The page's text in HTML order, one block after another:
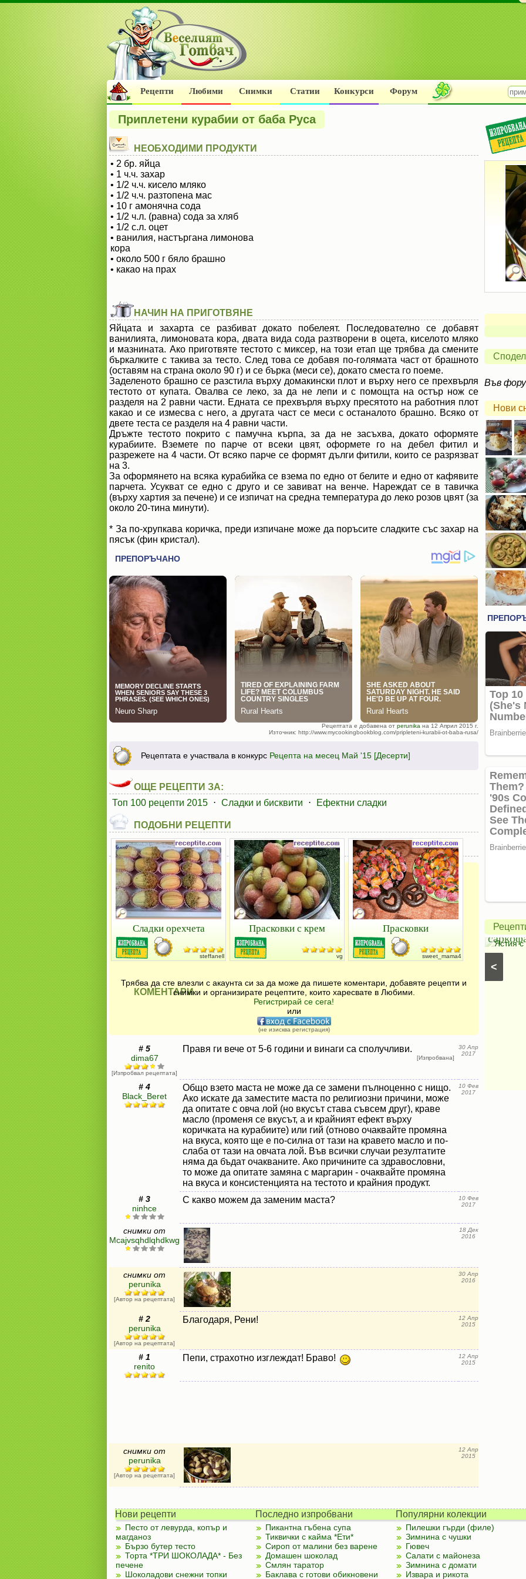
Рецепти Любими Снимки Статии Конкурси Форум
Приплетени курабии от баба Руса
НЕОБХОДИМИ ПРОДУКТИ
• 2 бр. яйца
• 1 ч.ч. захар
• 1/2 ч.ч. кисело мляко
• 1/2 ч.ч. разтопена мас
• 10 г амонячна сода
• 1/2 ч.л. (равна) сода за хляб
• 1/2 с.л. оцет
• ванилия, настъргана лимонова
кора
• около 500 г бяло брашно
• какао на прах
НАЧИН НА ПРИГОТВЯНЕ
Яйцата и захарта се разбиват докато побелеят. Последователно се добавят
ванилията, лимоновата кора, двата вида сода разтворени в оцета, киселото мляко
и мазнината. Ако приготвяте тестото с миксер, на този етап ще трябва да смените
бъркалките с такива за тесто. След това се добавя по-голямата част от брашното
(оставям на страна около 90 г) и се бърка (меси се), докато сместа го поеме.
Заделеното брашно се разстила върху домакински плот и върху него се прехвърля
тестото от купата. Овалва се леко, за да не лепи и с помощта на остър нож се
разделя на 2 равни части. Едната се прехвърля върху пресятото на работния плот
какао и се измесва с него, а другата част се меси с останалото брашно. Всяко от
двете теста се разделя на 4 равни части.
Дръжте тестото покрито с памучна кърпа, за да не засъхва, докато оформяте
курабиите. Вземете по парче от всеки цвят, оформете го на дебел фитил и
разрежете на 4 части. От всяко парче се формят дълги фитили, които се разрязват
на 3.
За оформянето на всяка курабийка се взема по едно от белите и едно от кафявите
парчета. Усукват се едно с друго и се завиват на венче. Нареждат се в тавичка
(върху хартия за печене) и се изпичат на средна температура до леко розов цвят (за
около 20-тина минути).
* За по-хрупкава коричка, преди изпичане може да поръсите сладките със захар на
пясък (фин кристал).
Рецептата е добавена от perunika на 12 Април 2015 г.
Източник: http://www.mycookingbookblog.com/pripleteni-kurabii-ot-baba-rusa/
Рецептата е участвала в конкурс Рецепта на месец Май '15 [Десерти]
ОЩЕ РЕЦЕПТИ ЗА:
Топ 100 рецепти 2015 ⋅ Сладки и бисквити ⋅ Ефектни сладки
ПОДОБНИ РЕЦЕПТИ
Сладки орехчета
steffanell
Прасковки с крем
vg
Прасковки
sweet_mama4
КОМЕНТАРИ
Трябва да сте влезли с акаунта си за да може да пишете коментари, добавяте рецепти и
снимки и организирате рецептите, които харесвате в Любими.
Регистрирай се сега!
или
(не изисква регистрация)
# 5
dima67
[Изпробвал рецептата]
Правя ги вече от 5-6 години и винаги са сполучливи.
[Изпробвана]
30 Апр
2017
# 4
Black_Beret
Общо взето маста не може да се замени пълноценно с нищо.
Ако искате да заместите маста по религиозни причини, може
да опитате с овча лой (но вкусът става съвсем друг), краве
масло (променя се вкусът, а и крайният ефект върху
коричката на курабиите) или гий (отново очаквайте промяна
на вкуса, която ще е по-силна от тази на кравето масло и по-
слаба от тази на овчата лой. Във всички случаи резултатите
няма да бъдат очакваните. Ако причините са здравословни,
то може да опитате замяна с маргарин - очаквайте промяна
на вкуса и консистенцията на тестото и крайния продукт.
10 Фев
2017
# 3
ninhce
С какво можем да заменим маста?
10 Фев
2017
снимки от
Mcajvsqhdlqhdkwg
18 Дек
2016
снимки от
perunika
[Автор на рецептата]
30 Апр
2016
# 2
perunika
[Автор на рецептата]
Благодаря, Рени!
12 Апр
2015
# 1
renito
Пепи, страхотно изглеждат! Браво!
12 Апр
2015
снимки от
perunika
[Автор на рецептата]
12 Апр
2015
Във
Нови
<
Крем
с
чиа
и
кокосово
мляко
Кокосови кремове⋅Вегански рецепти
десерти⋅ Вегански десерти⋅Кремове, парфета и
пиле
в
Ястия
Нови рецепти
Песто от левурда, копър и
магданоз
Бързо бутер тесто
Торта *ТРИ ШОКОЛАДА* - Без
печене
Шоколадови снежни топки
Последно изпробвани
Пикантна гъбена супа
Тиквички с кайма *Ети*
Сироп от малини без варене
Домашен шоколад
Смлян таратор
Баклава с готови обикновени
Популярни колекции
Пилешки гърди (филе)
Зимнина с чушки
Гювеч
Салати с майонеза
Зимнина с домати
Извара и рикота